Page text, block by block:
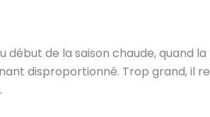
de la saison chaude, quand
disproportionné. Trop grand, il